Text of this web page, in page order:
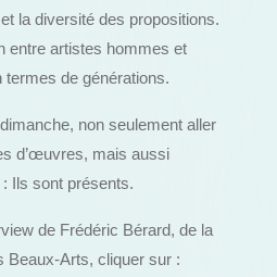
la diversité des propositions.
entre artistes hommes et
termes de générations.
non seulement aller
d’œuvres, mais aussi
Ils sont présents.
de Frédéric Bérard, de la
Beaux-Arts, cliquer sur :